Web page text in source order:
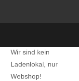
Wir sind kein
Ladenlokal, nur
Webshop!